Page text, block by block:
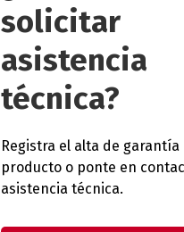
solicitar
asistencia
técnica?
Registra el alta de garantía
producto o ponte en
asistencia técnica.